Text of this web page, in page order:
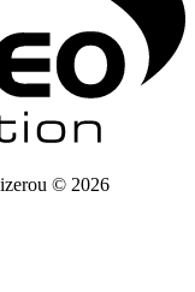
© 2026